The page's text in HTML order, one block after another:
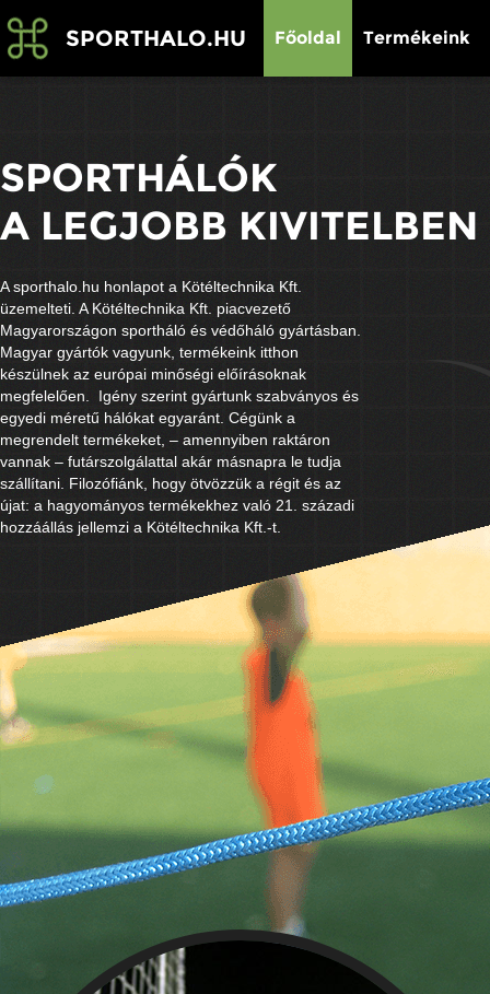
SPORTHALO.HU Főoldal Termékeink
SPORTHÁLÓK
A LEGJOBB KIVITELBEN
A sporthalo.hu honlapot a Kötéltechnika Kft.
üzemelteti. A Kötéltechnika Kft. piacvezető
Magyarországon sportháló és védőháló gyártásban.
Magyar gyártók vagyunk, termékeink itthon
készülnek az európai minőségi előírásoknak
megfelelően. Igény szerint gyártunk szabványos és
egyedi méretű hálókat egyaránt. Cégünk a
megrendelt termékeket, – amennyiben raktáron
vannak – futárszolgálattal akár másnapra le tudja
szállítani. Filozófiánk, hogy ötvözzük a régit és az
újat: a hagyományos termékekhez való 21. századi
hozzáállás jellemzi a Kötéltechnika Kft.-t.